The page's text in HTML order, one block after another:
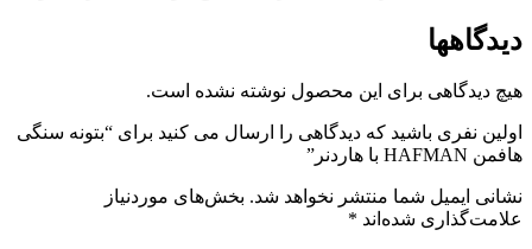
دیدگاهها
هیچ دیدگاهی برای این محصول نوشته نشده است.
اولین نفری باشید که دیدگاهی را ارسال می کنید برای “بتونه سنگی
هافمن HAFMAN با هاردنر”
نشانی ایمیل شما منتشر نخواهد شد. بخش‌های موردنیاز
علامت‌گذاری شده‌اند *